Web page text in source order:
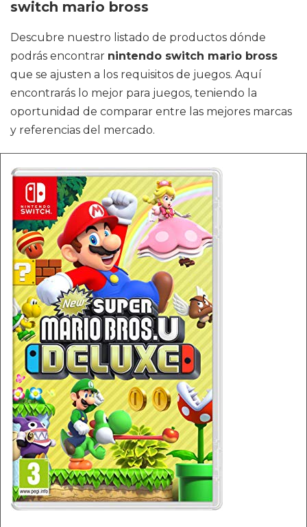
switch mario bross
Descubre nuestro listado de productos dónde
podrás encontrar nintendo switch mario bross
que se ajusten a los requisitos de juegos. Aquí
encontrarás lo mejor para juegos, teniendo la
oportunidad de comparar entre las mejores marcas
y referencias del mercado.